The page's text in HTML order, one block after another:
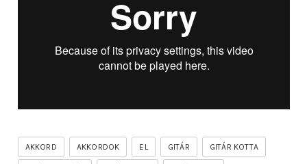
AKKORD AKKORDOK EL GITÁR GITÁR KOTTA